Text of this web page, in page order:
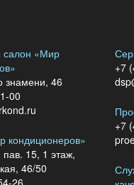
салон «Мир
знамени, 46
00
кондиционеров»
15, 1 этаж,
46/50
26
+7
+7